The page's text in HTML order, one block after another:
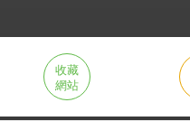
收藏
網站